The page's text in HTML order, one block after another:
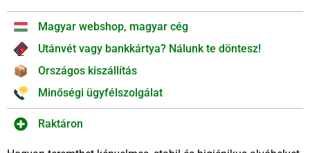
Magyar webshop, magyar cég
Utánvét vagy bankkártya? Nálunk te döntesz!
Országos kiszállítás
Minőségi ügyfélszolgálat
Raktáron